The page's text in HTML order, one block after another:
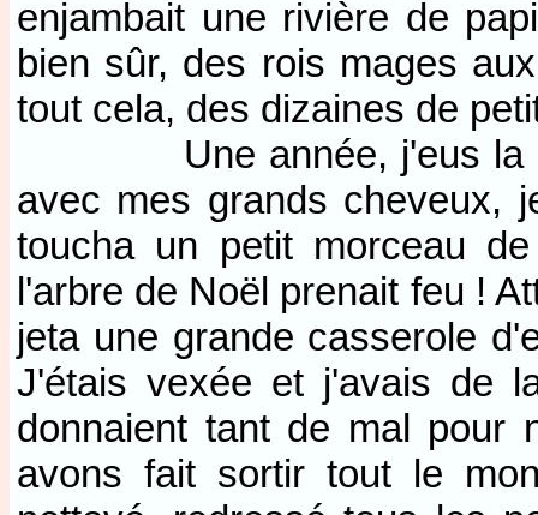
enjambait une rivière de
bien sûr, des rois mages
tout cela, des dizaines de
Une année, j'eus la
avec mes grands cheveux,
toucha un petit morceau
l'arbre de Noël prenait feu !
jeta une grande casserole
J'étais vexée et j'avais de
donnaient tant de mal pour
avons fait sortir tout le